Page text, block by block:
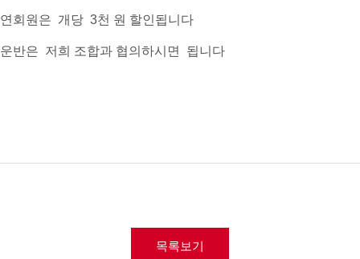
연회원은 개당 3천 원 할인됩니다
운반은 저희 조합과 협의하시면 됩니다
목록보기